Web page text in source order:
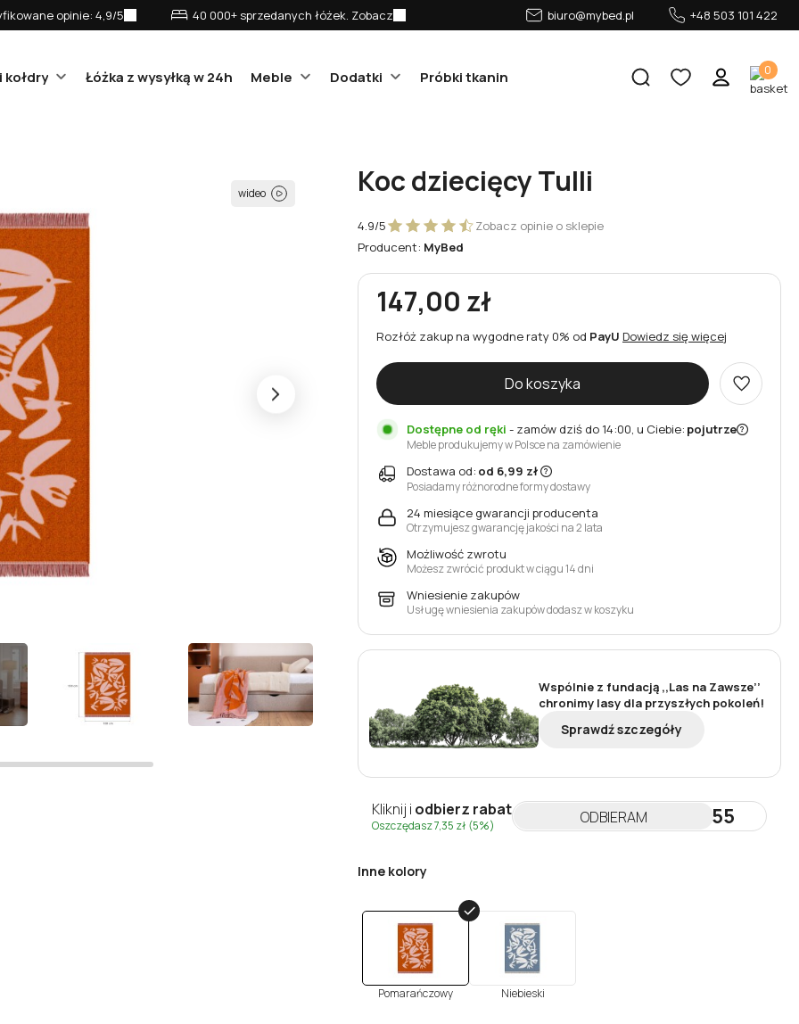
opinie: 4,9/5 40 000+ sprzedanych łóżek. Zobacz biuro@mybed.pl +48 503 101 422
kołdry Łóżka z wysyłką w 24h Meble Dodatki Próbki tkanin 0
wideo Koc dziecięcy Tulli
4.9/5
Zobacz opinie o sklepie
Producent: MyBed
147,00 zł
Rozłóż zakup na wygodne raty 0% od PayU Dowiedz się więcej
Do koszyka
Dostępne od ręki - zamów dziś do 14:00, u Ciebie: pojutrze
Meble produkujemy w Polsce na zamówienie
Dostawa od: od 6,99 zł
Posiadamy różnorodne formy dostawy
24 miesiące gwarancji producenta
Otrzymujesz gwarancję jakości na 2 lata
Możliwość zwrotu
Możesz zwrócić produkt w ciągu 14 dni
Wniesienie zakupów
Usługę wniesienia zakupów dodasz w koszyku
Wspólnie z fundacją ,,Las na Zawsze’’
chronimy lasy dla przyszłych pokoleń!
Sprawdź szczegóły
Kliknij i odbierz rabat
Oszczędasz7,35 zł (5%) ODBIERAM
NEWSLETTER55
Inne kolory
Pomarańczowy Niebieski